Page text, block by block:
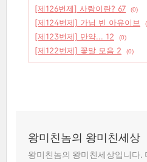
[제126번제] 사랑이란? 67
(0)
[제124번제] 가님 빈 아유이브
[제123번제] 만약... 12
(0)
[제122번제] 꽃말 모음 2
(0)
왕미친놈의 왕미친세상
왕미친놈의 왕미친세상입니다.